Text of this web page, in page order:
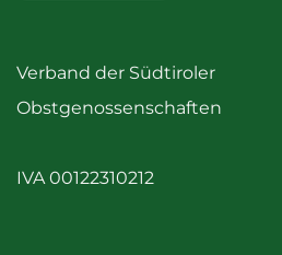
Verband der Südtiroler
Obstgenossenschaften
IVA 00122310212